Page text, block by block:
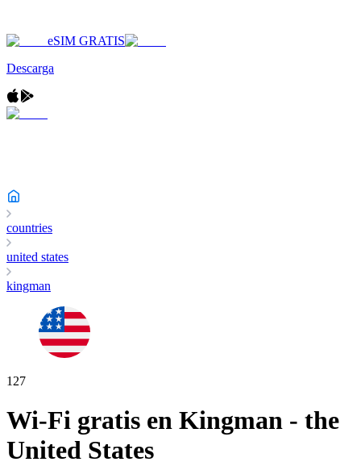
eSIM GRATIS
Descarga
countries
united states
kingman
127
Wi-Fi gratis en Kingman - the
United States